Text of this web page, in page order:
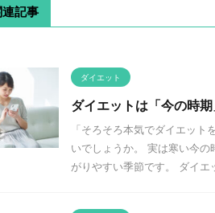
連記事
ダイエット
ダイエットは「今の時
「そろそろ本気でダイエッ
いでしょうか。 実は寒い今
がりやすい季節です。 ダイエ